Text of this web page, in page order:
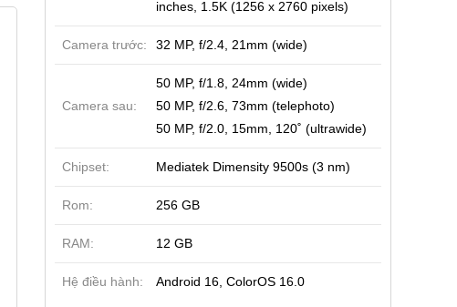
New | Chính hãng
iPhone 17e 256GB (New
16.290.000 đ
17.990.000
16.290.000 đ
19.990.000
inches, 1.5K (1256 x 2760 pixels)
Camera trước: 32 MP, f/2.4, 21mm (wide)
Camera sau:
50 MP, f/1.8, 24mm (wide)
50 MP, f/2.6, 73mm (telephoto)
50 MP, f/2.0, 15mm, 120˚ (ultrawide)
Chipset: Mediatek Dimensity 9500s (3 nm)
Rom: 256 GB
RAM: 12 GB
Hệ điều hành: Android 16, ColorOS 16.0